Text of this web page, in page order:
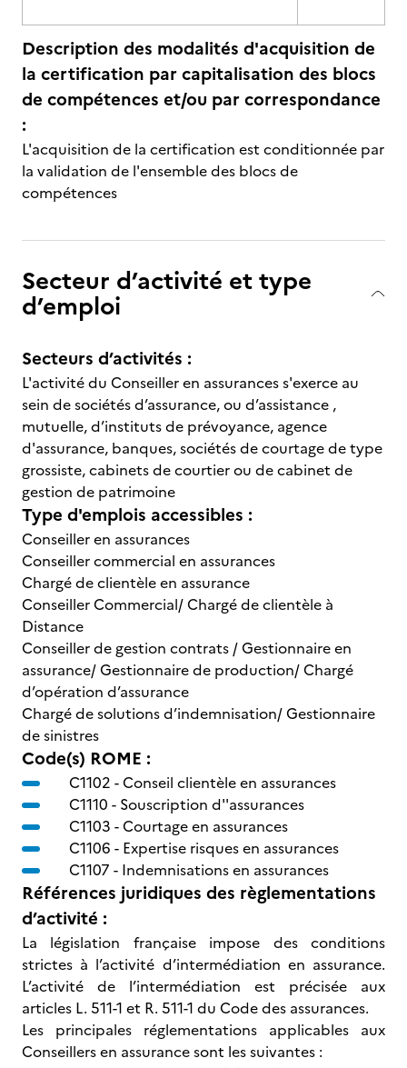
Description des modalités d'acquisition de
la certification par capitalisation des blocs
de compétences et/ou par correspondance
:
L'acquisition de la certification est conditionnée par
la validation de l'ensemble des blocs de
compétences
Secteur d’activité et type
d’emploi
Secteurs d’activités :
L'activité du Conseiller en assurances s'exerce au
sein de sociétés d’assurance, ou d’assistance ,
mutuelle, d’instituts de prévoyance, agence
d'assurance, banques, sociétés de courtage de type
grossiste, cabinets de courtier ou de cabinet de
gestion de patrimoine
Type d'emplois accessibles :
Conseiller en assurances
Conseiller commercial en assurances
Chargé de clientèle en assurance
Conseiller Commercial/ Chargé de clientèle à
Distance
Conseiller de gestion contrats / Gestionnaire en
assurance/ Gestionnaire de production/ Chargé
d’opération d’assurance
Chargé de solutions d’indemnisation/ Gestionnaire
de sinistres
Code(s) ROME :
C1102 -Conseil clientèle en assurances
C1110 - Souscription d''assurances
C1103 -Courtage en assurances
C1106 - Expertise risques en assurances
C1107 - Indemnisations en assurances
Références juridiques des règlementations
d’activité :
La législation française impose des conditions
strictes à l’activité d’intermédiation en assurance.
L’activité de l’intermédiation est précisée aux
articles L. 511-1 et R. 511-1 du Code des assurances.
Les principales réglementations applicables aux
Conseillers en assurance sont les suivantes :